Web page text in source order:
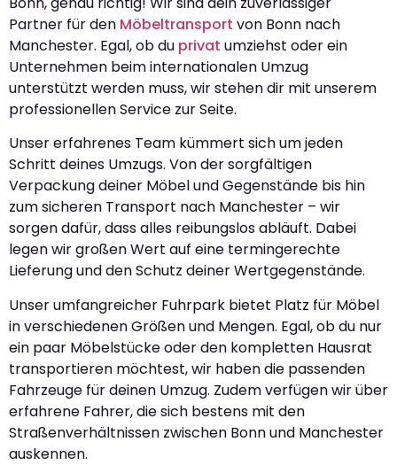
Partner für den Möbeltransport von Bonn nach
Manchester. Egal, ob du privat umziehst oder ein
Unternehmen beim internationalen Umzug
unterstützt werden muss, wir stehen dir mit unserem
professionellen Service zur Seite.
Unser erfahrenes Team kümmert sich um jeden
Schritt deines Umzugs. Von der sorgfältigen
Verpackung deiner Möbel und Gegenstände bis hin
zum sicheren Transport nach Manchester – wir
sorgen dafür, dass alles reibungslos abläuft. Dabei
legen wir großen Wert auf eine termingerechte
Lieferung und den Schutz deiner Wertgegenstände.
Unser umfangreicher Fuhrpark bietet Platz für Möbel
in verschiedenen Größen und Mengen. Egal, ob du nur
ein paar Möbelstücke oder den kompletten Hausrat
transportieren möchtest, wir haben die passenden
Fahrzeuge für deinen Umzug. Zudem verfügen wir über
erfahrene Fahrer, die sich bestens mit den
Straßenverhältnissen zwischen Bonn und Manchester
auskennen.